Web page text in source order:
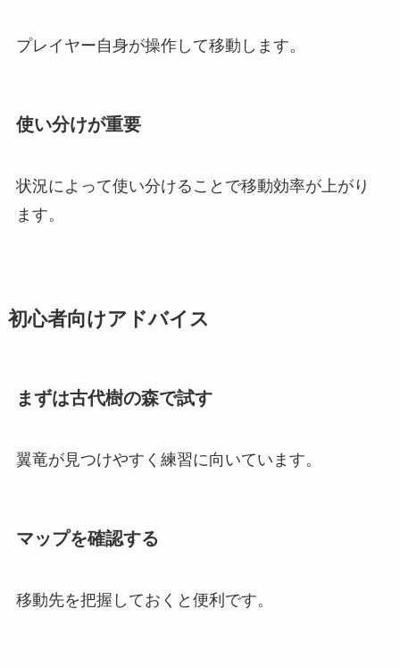
プレイヤー自身が操作して移動します。
使い分けが重要
状況によって使い分けることで移動効率が上がり
ます。
初心者向けアドバイス
まずは古代樹の森で試す
翼竜が見つけやすく練習に向いています。
マップを確認する
移動先を把握しておくと便利です。